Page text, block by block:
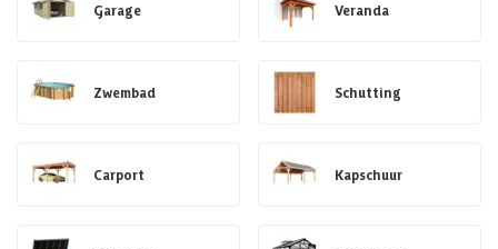
Garage Veranda
Zwembad Schutting
Carport Kapschuur